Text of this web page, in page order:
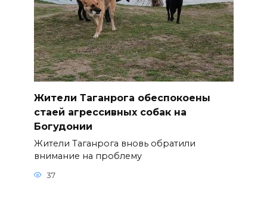
Жители Таганрога обеспокоены
стаей агрессивных собак на
Богудонии
Жители Таганрога вновь обратили
внимание на проблему
37